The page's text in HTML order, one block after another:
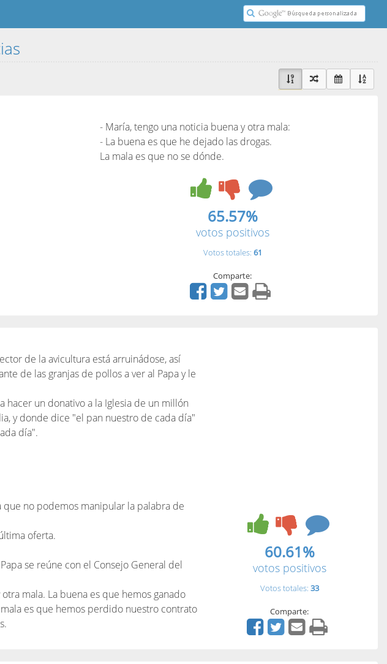
- María, tengo una noticia buena y otra mala:
- La buena es que he dejado las drogas.
La mala es que no se dónde.
65.57%
votos positivos
Votos totales: 61
Comparte:
de la avicultura está arruinádose, así
de las granjas de pollos a ver al Papa y le
hacer un donativo a la Iglesia de un millón
y donde dice "el pan nuestro de cada día"
día".
no podemos manipular la palabra de
oferta.
se reúne con el Consejo General del
mala. La buena es que hemos ganado
es que hemos perdido nuestro contrato
60.61%
votos positivos
Votos totales: 33
Comparte: